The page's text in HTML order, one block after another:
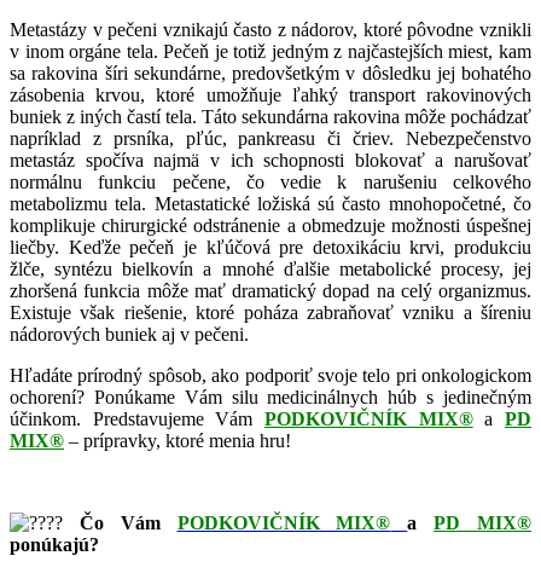
Metastázy v pečeni vznikajú často z nádorov, ktoré pôvodne vznikli
v inom orgáne tela. Pečeň je totiž jedným z najčastejších miest, kam
sa rakovina šíri sekundárne, predovšetkým v dôsledku jej bohatého
zásobenia krvou, ktoré umožňuje ľahký transport rakovinových
buniek z iných častí tela. Táto sekundárna rakovina môže pochádzať
napríklad z prsníka, pľúc, pankreasu či čriev. Nebezpečenstvo
metastáz spočíva najmä v ich schopnosti blokovať a narušovať
normálnu funkciu pečene, čo vedie k narušeniu celkového
metabolizmu tela. Metastatické ložiská sú často mnohopočetné, čo
komplikuje chirurgické odstránenie a obmedzuje možnosti úspešnej
liečby. Keďže pečeň je kľúčová pre detoxikáciu krvi, produkciu
žlče, syntézu bielkovín a mnohé ďalšie metabolické procesy, jej
zhoršená funkcia môže mať dramatický dopad na celý organizmus.
Existuje však riešenie, ktoré poháza zabraňovať vzniku a šíreniu
nádorových buniek aj v pečeni.
Hľadáte prírodný spôsob, ako podporiť svoje telo pri onkologickom
ochorení? Ponúkame Vám silu medicinálnych húb s jedinečným
účinkom. Predstavujeme Vám PODKOVIČNÍK MIX® aPD
MIX® – prípravky, ktoré menia hru!
Čo Vám PODKOVIČNÍK MIX® aPD MIX®
ponúkajú?